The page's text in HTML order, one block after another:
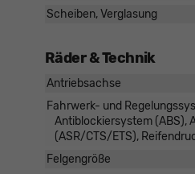
Scheiben, Verglasung
Räder & Technik
Antriebsachse
Fahrwerk- und
Antiblockiersystem (ABS),
(ASR/CTS/ETS),
Felgengröße